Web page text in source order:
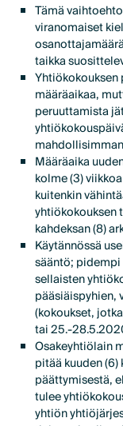
Tämä
viranomaiset
taikka
määräaikaa,
peruuttamista
Määräaika
kolme (3)
kuitenkin
yhtiökokouksen
kahdeksan (8)
Käytännössä
sääntö;
sellaisten
pääsiäispyhien,
(kokoukset,
tai 25.-
Osakeyhtiölain
pitää kuuden
päättymisestä,
tulee
yhtiön